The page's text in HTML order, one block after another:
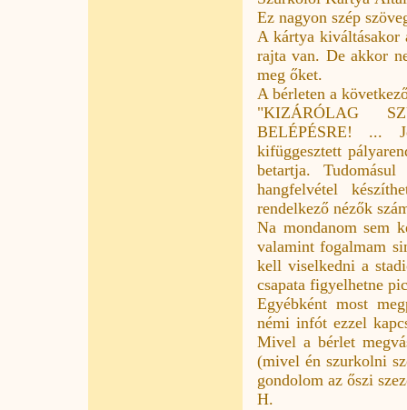
Ez nagyon szép
A kártya kiváltásakor
rajta van. De akkor
meg őket.
A bérleten a
"KIZÁRÓLAG
BELÉPÉSRE! ...
kifüggesztett
betartja.
hangfelvétel
rendelkező nézők
Na mondanom sem
valamint fogalmam
kell viselkedni a
csapata figyelhetne
Egyébként most
némi infót ezzel
Mivel a bérlet
(mivel én szurkolni
gondolom az őszi
H.